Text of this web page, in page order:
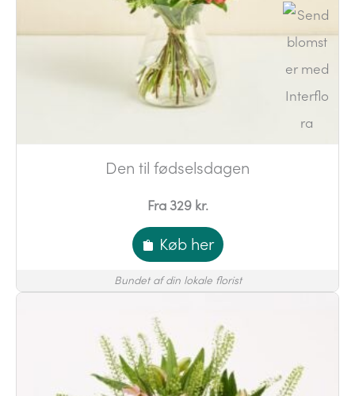
Den til fødselsdagen
Fra 329 kr.
Køb her
Bundet af din lokale florist